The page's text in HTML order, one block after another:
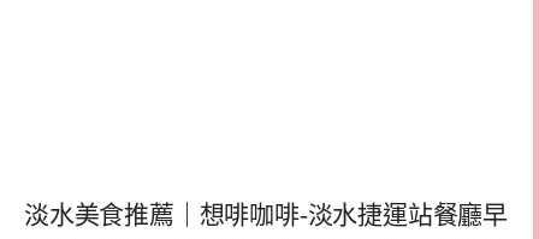
淡水美食推薦｜想啡咖啡-淡水捷運站餐廳早